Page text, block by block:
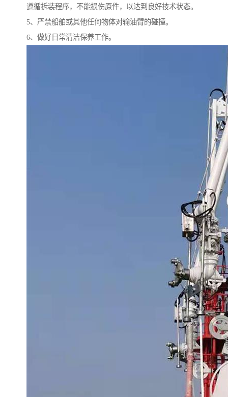
遵循拆装程序，不能损伤原件，以达到良好技术状态。
5、严禁船舶或其他任何物体对输油臂的碰撞。
6、做好日常清洁保养工作。